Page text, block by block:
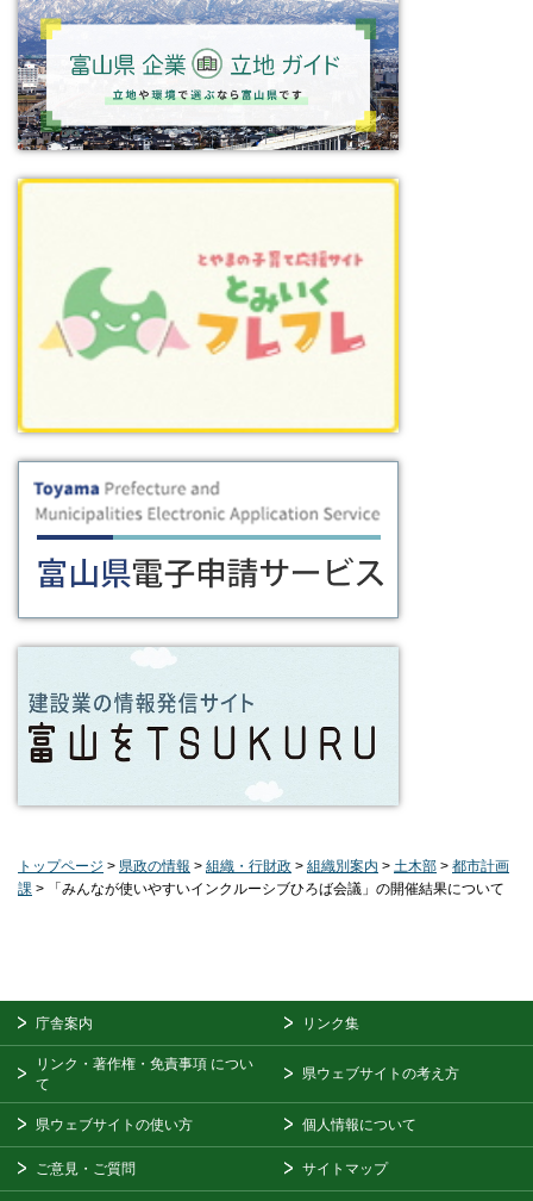
トップページ > 県政の情報 > 組織・行財政 > 組織別案内 > 土木部 > 都市計画
課 > 「みんなが使いやすいインクルーシブひろば会議」の開催結果について
庁舎案内 リンク集
リンク・著作権・免責事項 につい
て
県ウェブサイトの考え方
県ウェブサイトの使い方 個人情報について
ご意見・ご質問 サイトマップ